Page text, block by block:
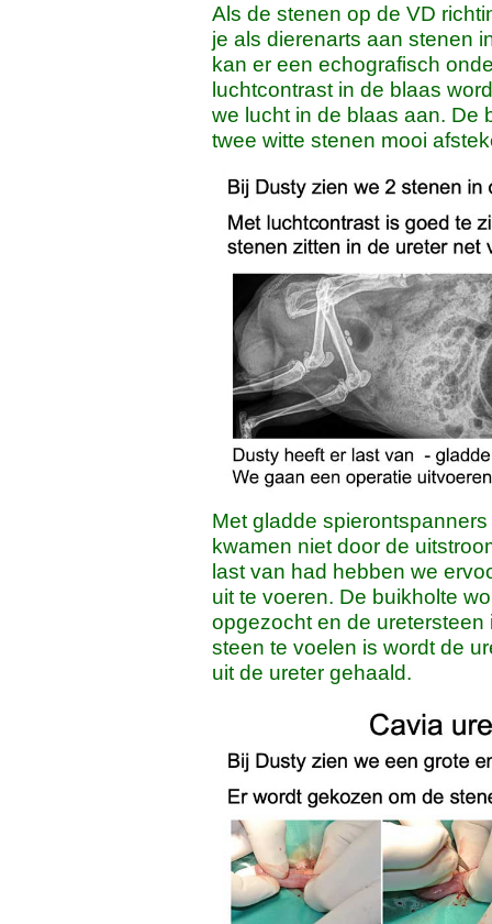
Als de stenen op de VD
je als dierenarts aan stenen
kan er een echografisch
luchtcontrast in de blaas
we lucht in de blaas aan. De
twee witte stenen mooi
Met gladde
kwamen niet door de
last van had hebben we
uit te voeren. De buikholte
opgezocht en de
steen te voelen is wordt de
uit de ureter gehaald.